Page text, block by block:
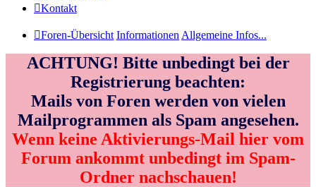
Kontakt
Foren-Übersicht Informationen Allgemeine Infos...
ACHTUNG! Bitte unbedingt bei der
Registrierung beachten:
Mails von Foren werden von vielen
Mailprogrammen als Spam angesehen.
Wenn keine Aktivierungs-Mail hier vom
Forum ankommt unbedingt im Spam-
Ordner nachschauen!